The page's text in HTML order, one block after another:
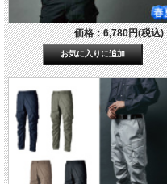
価格：6,780円(税込)